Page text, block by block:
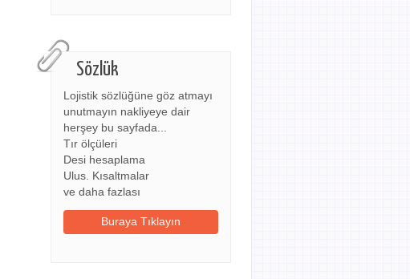
Sözlük
Lojistik sözlüğüne göz atmayı
unutmayın nakliyeye dair
herşey bu sayfada...
Tır ölçüleri
Desi hesaplama
Ulus. Kısaltmalar
ve daha fazlası
Buraya Tıklayın